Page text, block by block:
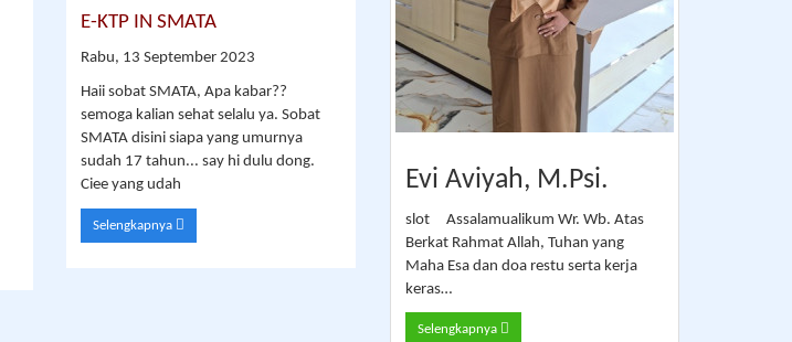
E-KTP IN SMATA
Rabu, 13 September 2023
Haii sobat SMATA, Apa kabar??
semoga kalian sehat selalu ya. Sobat
SMATA disini siapa yang umurnya
sudah 17 tahun... say hi dulu dong.
Ciee yang udah
Selengkapnya
Evi Aviyah, M.Psi.
slot Assalamualikum Wr. Wb. Atas
Berkat Rahmat Allah, Tuhan yang
Maha Esa dan doa restu serta kerja
keras…
Selengkapnya